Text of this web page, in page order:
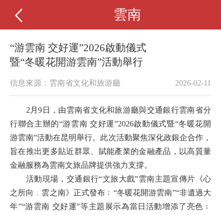
雲南
“游雲南 交好運”2026啟動儀式
暨“冬暖花開游雲南”活動舉行
信息來源：雲南省文化和旅游廳 2026-02-11
2 月9 日，由雲南省文化和旅游廳與交通銀行雲南省分
行聯合主辦的“游雲南 交好運”2026啟動儀式暨“冬暖花開
游雲南”活動在昆明舉行。此次活動聚焦深化政銀企合作，
旨在推出更多貼近群眾、賦能產業的金融產品，以高質量
金融服務為雲南文旅品牌提供強力支撐。
活動現場，交通銀行“文旅大戲”雲南主題宣傳片《心
之所向﹒雲之南》正式發布 ﹔ “冬暖花開游雲南”“非遺過大
年”“游雲南 交好運”等主題展示為當日活動增添了亮色 ﹔